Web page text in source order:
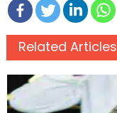
Related Articles